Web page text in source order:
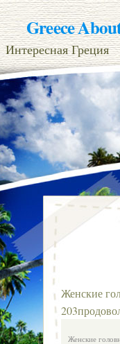
Greece
Интересная Греция
Женские
Женские